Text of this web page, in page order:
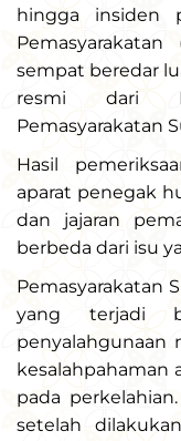
hingga insiden
sempat beredar
resmi dari
Pemasyarakatan
Hasil
aparat penegak
dan jajaran
berbeda dari isu
Pemasyarakatan
yang terjadi
penyalahgunaan
kesalahpahaman
pada
setelah